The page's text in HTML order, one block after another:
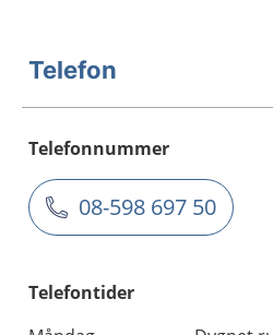
Telefon
Telefonnummer
08-598 697 50
Telefontider